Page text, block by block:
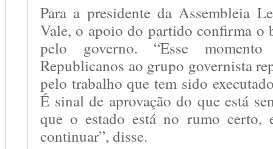
Para a presidente da Assembleia
Vale, o apoio do partido confirma o
pelo governo. “Esse
Republicanos ao grupo governista
pelo trabalho que tem sido
É sinal de aprovação do que está
que o estado está no rumo certo,
continuar”, disse.